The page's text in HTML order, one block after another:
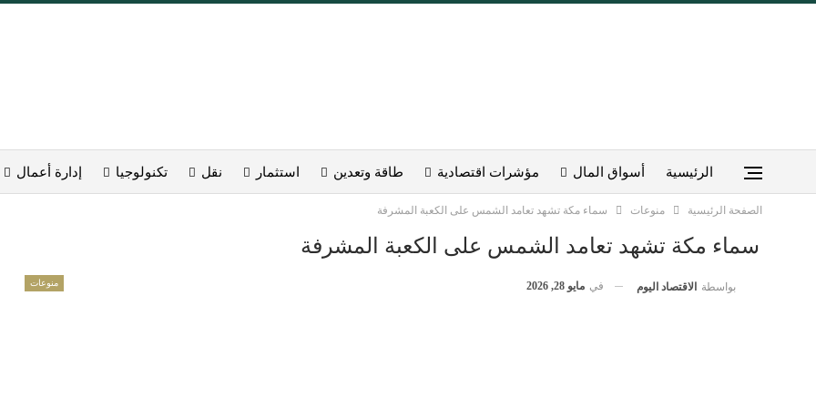
الرئيسية أسواق المال مؤشرات اقتصادية طاقة وتعدين استثمار نقل تكنولوجيا إدارة أعمال
الصفحة الرئيسية منوعات سماء مكة تشهد تعامد الشمس على الكعبة المشرفة
سماء مكة تشهد تعامد الشمس على الكعبة المشرفة
منوعات بواسطة الاقتصاد اليوم في مايو 28, 2026